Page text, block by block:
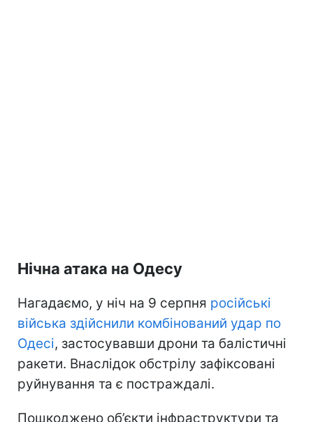
Нічна атака на Одесу
Нагадаємо, у ніч на 9 серпня російські
війська здійснили комбінований удар по
Одесі, застосувавши дрони та балістичні
ракети. Внаслідок обстрілу зафіксовані
руйнування та є постраждалі.
Пошкоджено об’єкти інфраструктури та